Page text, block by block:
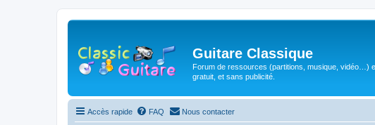
Guitare Classique
Forum de ressources (partitions, musique, vidéo…)
gratuit, et sans publicité.
Accès rapide FAQ Nous contacter